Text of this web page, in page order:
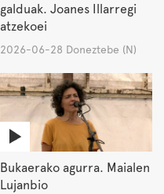
galduak. Joanes Illarregi
atzekoei
2026-06-28 Doneztebe (N)
Bukaerako agurra. Maialen
Lujanbio